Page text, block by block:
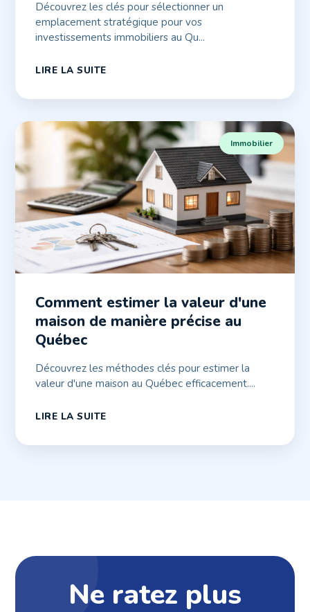
Découvrez les clés pour sélectionner un
emplacement stratégique pour vos
investissements immobiliers au Qu...
LIRE LA SUITE
Immobilier
Comment estimer la valeur d'une
maison de manière précise au
Québec
Découvrez les méthodes clés pour estimer la
valeur d'une maison au Québec efficacement....
LIRE LA SUITE
Ne ratez plus